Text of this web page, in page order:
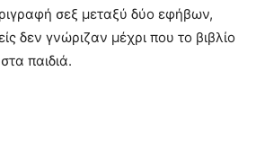
σεξ μεταξύ δύο εφήβων,
δεν γνώριζαν μέχρι που το βιβλίο
παιδιά.